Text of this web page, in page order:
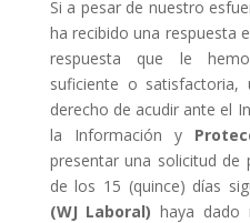
Si a pesar de nuestro
ha recibido una respuesta
respuesta que le
suficiente o
derecho de acudir ante el
la Información y
presentar una solicitud
de los 15 (quince) días
(WJ Laboral) haya dado